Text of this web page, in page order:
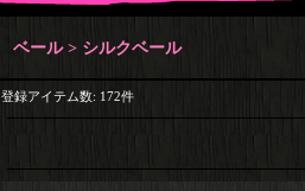
ベール > シルクベール
登録アイテム数: 172件